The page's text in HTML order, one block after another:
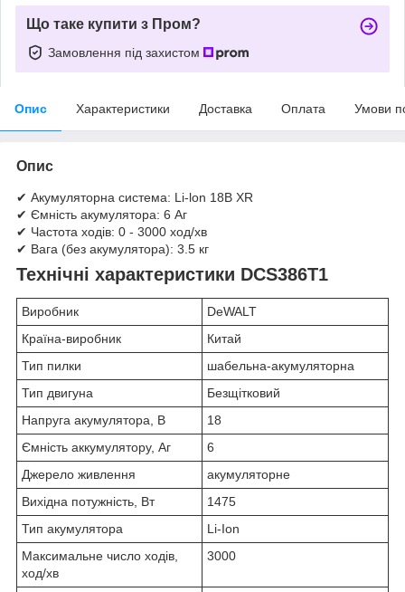
Що таке купити з Пром?
Замовлення під захистом
Опис Характеристики Доставка Оплата Умови
Опис
✔ Акумуляторна система: Li-lon 18В XR
✔ Ємність акумулятора: 6 Аг
✔ Частота ходів: 0 - 3000 ход/хв
✔ Вага (без акумулятора): 3.5 кг
Технічні характеристики DCS386T1
Виробник
DeWALT
Країна-виробник
Китай
Тип пилки
шабельна-акумуляторна
Тип двигуна
Безщітковий
Напруга акумулятора, В
18
Ємність аккумулятору, Аг
6
Джерело живлення
акумуляторне
Вихідна потужність, Вт
1475
Тип акумулятора
Li-Ion
Максимальне число ходів,
ход/хв
3000